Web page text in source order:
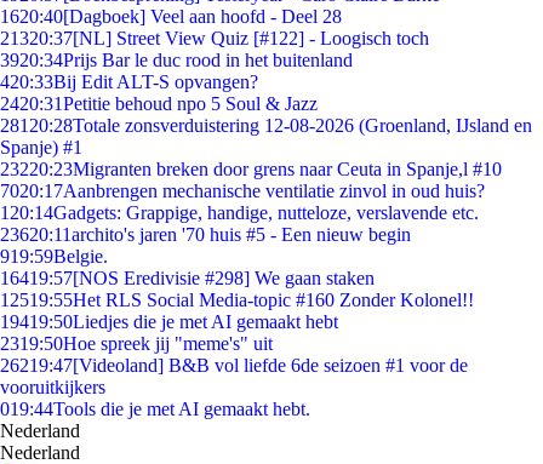
1620:40[Dagboek] Veel aan hoofd - Deel 28
21320:37[NL] Street View Quiz [#122] - Loogisch toch
3920:34Prijs Bar le duc rood in het buitenland
420:33Bij Edit ALT-S opvangen?
2420:31Petitie behoud npo 5 Soul & Jazz
281 20:28Totale zonsverduistering 12-08-2026 (Groenland, IJsland en
Spanje) #1
23220:23Migranten breken door grens naar Ceuta in Spanje,l #10
7020:17Aanbrengen mechanische ventilatie zinvol in oud huis?
1 20:14Gadgets: Grappige, handige, nutteloze, verslavende etc.
23620:11archito's jaren '70 huis #5 - Een nieuw begin
919:59Belgie.
16419:57[NOS Eredivisie #298] We gaan staken
12519:55Het RLS Social Media-topic #160 Zonder Kolonel!!
19419:50Liedjes die je met AI gemaakt hebt
2319:50Hoe spreek jij "meme's" uit
26219:47[Videoland] B&B vol liefde 6de seizoen #1 voor de
vooruitkijkers
019:44Tools die je met AI gemaakt hebt.
Nederland
Nederland